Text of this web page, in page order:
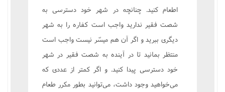
اطعام کنيد. چنانچه در شهر خود دسترسى به
شصت فقير نداريد واجب است کفاره را به شهر
ديگرى ببريد و اگر آن هم ميسّر نيست واجب است
منتظر بمانيد تا در آينده به شصت فقير در شهر
خود دسترسى پيدا کنيد. و اگر کمتر از عددى که
مى‌خواهيد وجود داشت، مى‌توانيد بطور مکرر طعام